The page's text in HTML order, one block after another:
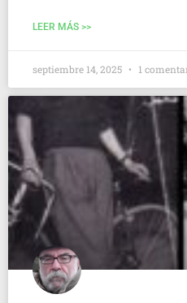
LEER MÁS >>
septiembre 14, 2025 1